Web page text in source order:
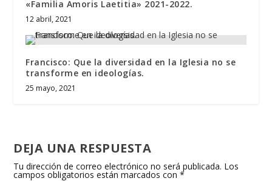
«Familia Amoris Laetitia» 2021-2022.
12 abril, 2021
Francisco: Que la diversidad en la Iglesia no se
transforme en ideologías.
25 mayo, 2021
DEJA UNA RESPUESTA
Tu dirección de correo electrónico no será publicada. Los
campos obligatorios están marcados con*